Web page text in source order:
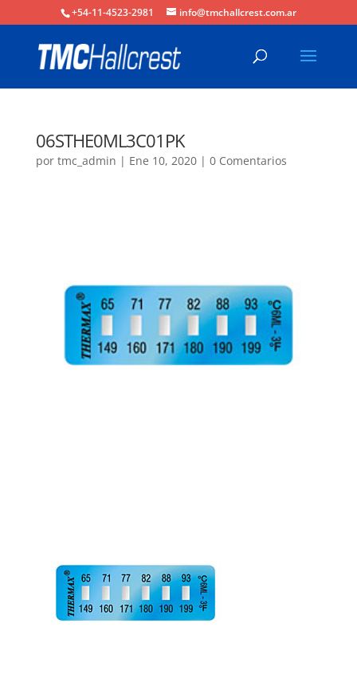
+54-11-4523-2981 info@tmchallcrest.com.ar
06STHE0ML3C01PK
por tmc_admin | Ene 10, 2020| 0 Comentarios